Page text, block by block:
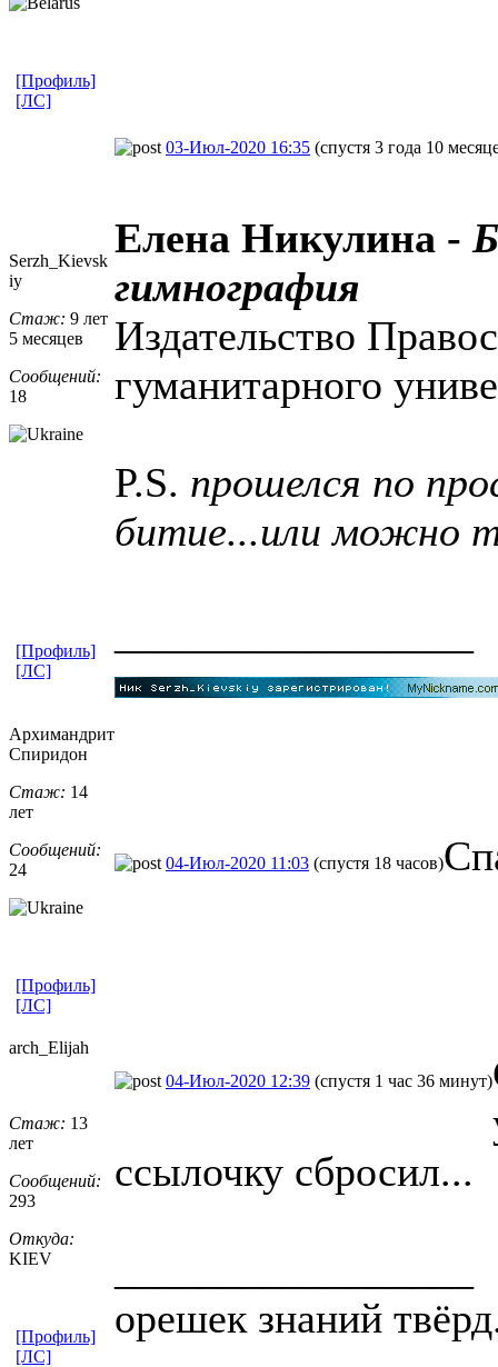
[Профиль]
[ЛС]
Serzh_Kievsk
iy
Стаж: 9 лет
5 месяцев
Сообщений:
18
03-Июл-2020 16:35 (спустя 3 года 10
Елена Никулина -
гимнография
Издательство
гуманитарного
P.S. прошелся по
битие...или можно
[Профиль]
[ЛС]
Архимандрит
Спиридон
Стаж: 14
лет
Сообщений:
24
04-Июл-2020 11:03 (спустя 18 часов)
[Профиль]
[ЛС]
arch_Elijah
Стаж: 13
лет
Сообщений:
293
Откуда:
KIEV
04-Июл-2020 12:39 (спустя 1 час 36 минут)
ссылочку сбросил...
орешек знаний
[Профиль]
[ЛС]